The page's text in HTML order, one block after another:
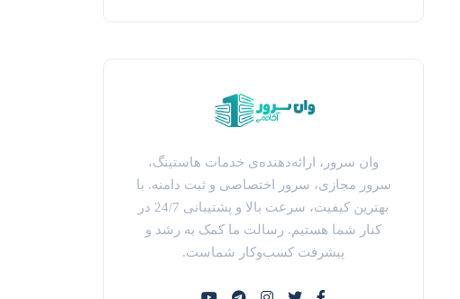
وان سرور، ارائه‌دهنده‌ی خدمات هاستینگ،
سرور مجازی، سرور اختصاصی و ثبت دامنه. با
بهترین کیفیت، سرعت بالا و پشتیبانی 24/7 در
کنار شما هستیم. رسالت ما کمک به رشد و
پیشرفت کسب‌وکار شماست.